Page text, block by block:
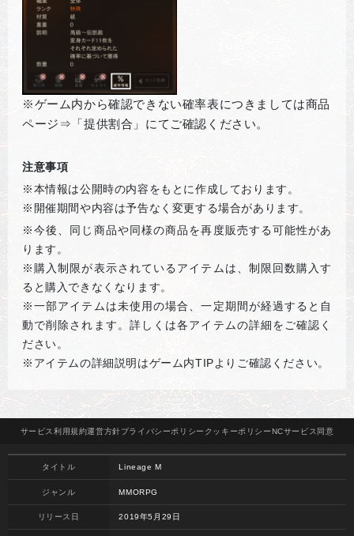
※ゲーム内から確認できない確率表につきましては商品
ページ⇒「提供割合」にてご確認ください。
注意事項
※本情報は公開時の内容をもとに作成しております。
※開催期間や内容は予告なく変更する場合があります。
※今後、同じ商品や同様の商品を再度販売する可能性があ
ります。
※購入制限が表示されているアイテムは、制限回数購入す
ると購入できなくなります。
※一部アイテムは未使用の場合、一定期間が経過すると自
動で削除されます。詳しくは各アイテムの詳細をご確認く
ださい。
※アイテムの詳細説明はゲーム内TIPよりご確認ください。
サービス 利用規約運営方針プライバシーポリシー クッキーポリシーNCサービス 同意
タイトル Lineage M
ジャンル MMORPG
リリース日 2019年5月29日